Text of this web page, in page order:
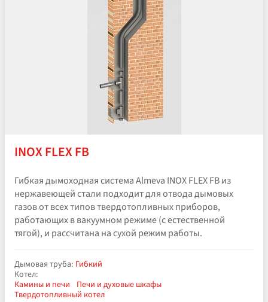
INOX FLEX FB
Гибкая дымоходная система Almeva INOX FLEX FB из
нержавеющей стали подходит для отвода дымовых
газов от всех типов твердотопливных приборов,
работающих в вакуумном режиме (с естественной
тягой), и рассчитана на сухой режим работы.
Дымовая труба: Гибкий
Котел:
Камины и печи
Печи и духовые шкафы
Твердотопливный котел